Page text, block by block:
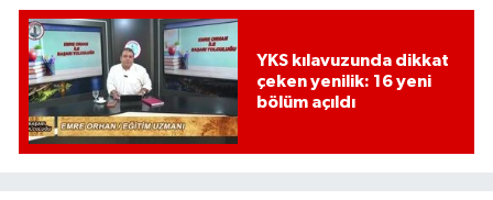
YKS kılavuzunda dikkat
çeken yenilik: 16 yeni
bölüm açıldı